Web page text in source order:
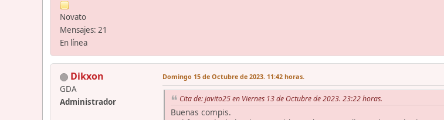
Novato
Mensajes: 21
En línea
Dikxon
GDA
Administrador
Domingo 15 de Octubre de 2023. 11:42 horas.
Cita de: javito25 en Viernes 13 de Octubre de 2023. 23:22 horas.
Buenas compis.